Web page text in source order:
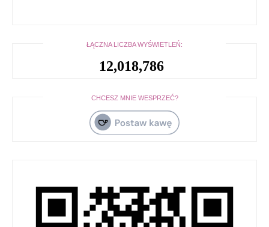
ŁĄCZNA LICZBA WYŚWIETLEŃ:
12,018,786
CHCESZ MNIE WESPRZEĆ?